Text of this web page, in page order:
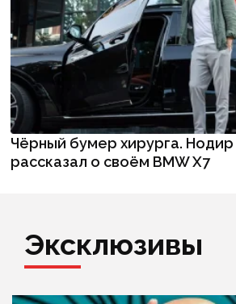
Чёрный бумер хирурга.
рассказал о своём BMW X7
Эксклюзивы